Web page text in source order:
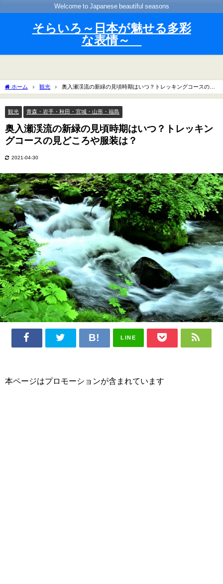
Welcome to Japanese beautiful seasons
そらいろ～日本が魅せる多彩
な表情～
ホーム 観光
奥入瀬渓流の新緑の見頃時期はいつ？トレッキングコースの見
どころや服装は？
観光 青森・岩手・秋田・宮城・山形・福島
奥入瀬渓流の新緑の見頃時期はいつ？トレッキン
グコースの見どころや服装は？
2021-04-30
LINE
本ページはプロモーションが含まれています